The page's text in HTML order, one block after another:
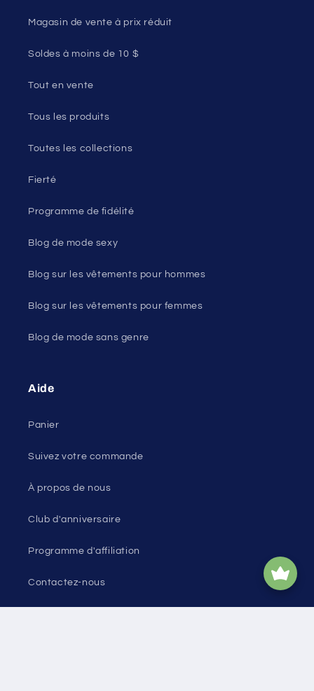
Magasin de vente à prix réduit
Soldes à moins de 10 $
Tout en vente
Tous les produits
Toutes les collections
Fierté
Programme de fidélité
Blog de mode sexy
Blog sur les vêtements pour hommes
Blog sur les vêtements pour femmes
Blog de mode sans genre
Aide
Panier
Suivez votre commande
À propos de nous
Club d'anniversaire
Programme d'affiliation
Contactez-nous